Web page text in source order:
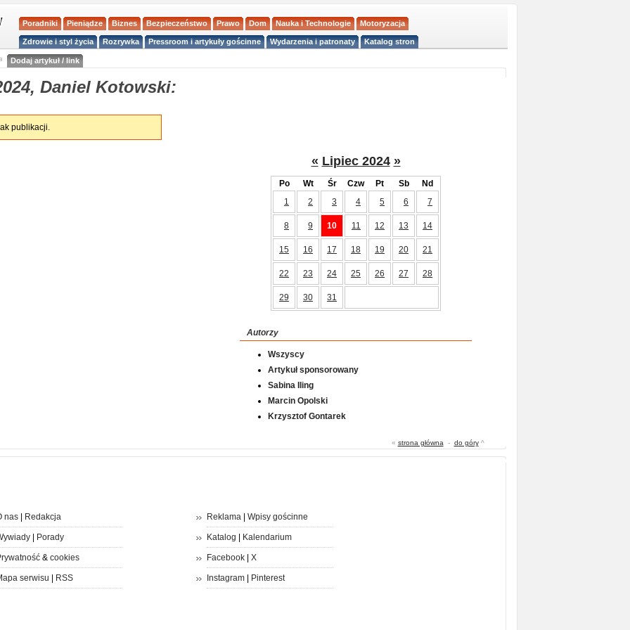
Poradniki Pieniądze Biznes Bezpieczeństwo Prawo Dom Nauka i Technologie Motoryzacja
Zdrowie i styl życia Rozrywka Pressroom i artykuły gościnne Wydarzenia i patronaty Katalog stron
Dodaj artykuł / link
Daniel Kotowski:
publikacji.
« Lipiec 2024 »
Po Wt Śr Czw Pt Sb
Nd
1
2 3 4 5 6 7
8 9 10 11 12 13 14
15 16 17 18 19 20 21
22 23 24 25 26 27 28
29 30 31
Autorzy
Wszyscy
Artykuł sponsorowany
Sabina Iling
Marcin Opolski
Krzysztof Gontarek
« strona główna - do góry^
nas| Redakcja
| Porady
& cookies
serwisu RSS
Reklama| Wpisy gościnne
Katalog Kalendarium
Facebook| X
Instagram| Pinterest